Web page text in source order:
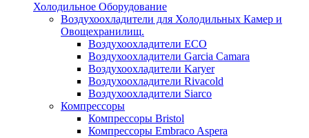
Холодильное Оборудование
Воздухоохладители для Холодильных Камер и
Овощехранилищ.
Воздухоохладители ECO
Воздухоохладители Garcia Camara
Воздухоохладители Karyer
Воздухоохладители Rivacold
Воздухоохладители Siarco
Компрессоры
Компрессоры Bristol
Компрессоры Embraco Aspera